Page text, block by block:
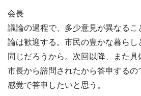
会長
議論の過程で、多少意見が異なる
論は歓迎する。市民の豊かな暮らし
同じだろうから。次回以降、また具
市長から諮問されたから答申する
感覚で答申したいと思う。